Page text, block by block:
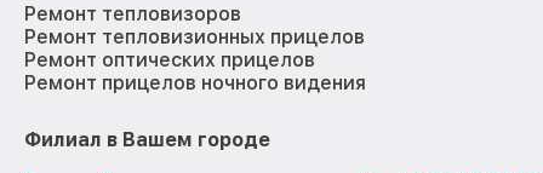
Ремонт тепловизоров
Ремонт тепловизионных прицелов
Ремонт оптических прицелов
Ремонт прицелов ночного видения
Филиал в Вашем городе